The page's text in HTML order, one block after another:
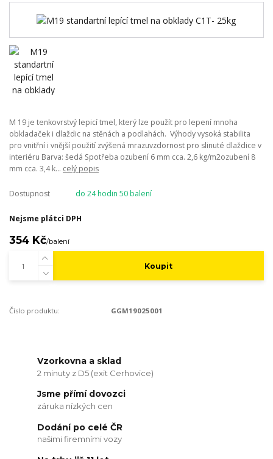
M 19 je tenkovrstvý lepicí tmel, který lze použít pro lepení mnoha
obkladaček i dlaždic na stěnách a podlahách. Výhody vysoká stabilita
pro vnitřní i vnější použití zvýšená mrazuvzdornost pro slinuté dlaždice v
interiéru Barva: šedá Spotřeba ozubení 6 mm cca. 2,6 kg/m2ozubení 8
mm cca. 3,4 k... celý popis
Dostupnost do 24 hodin 50 balení
Nejsme plátci DPH
354 Kč/balení
Koupit
Číslo produktu: GGM19025001
Vzorkovna a sklad
2 minuty z D5 (exit Cerhovice)
Jsme přímí dovozci
záruka nízkých cen
Dodání po celé ČR
našimi firemními vozy